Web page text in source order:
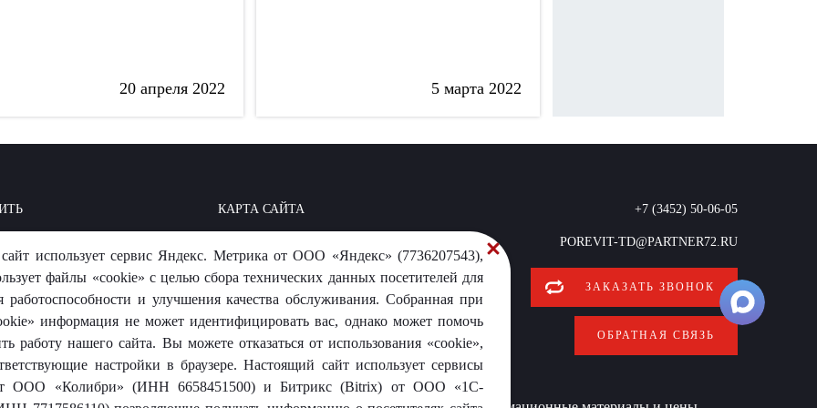
20 апреля 2022 5 марта 2022
КАРТА САЙТА +7 (3452) 50-06-05
POREVIT-TD@PARTNER72.RU
ЗАКАЗАТЬ ЗВОНОК
ОБРАТНАЯ СВЯЗЬ
использует сервис Яндекс. Метрика от ООО «Яндекс» (7736207543),
файлы «cookie» с целью сбора технических данных посетителей для
работоспособности и улучшения качества обслуживания. Собранная при
информация не может идентифицировать вас, однако может помочь
работу нашего сайта. Вы можете отказаться от использования «cookie»,
настройки в браузере. Настоящий сайт использует сервисы
ООО «Колибри» (ИНН 6658451500) и Битрикс (Bitrix) от ООО «1С-